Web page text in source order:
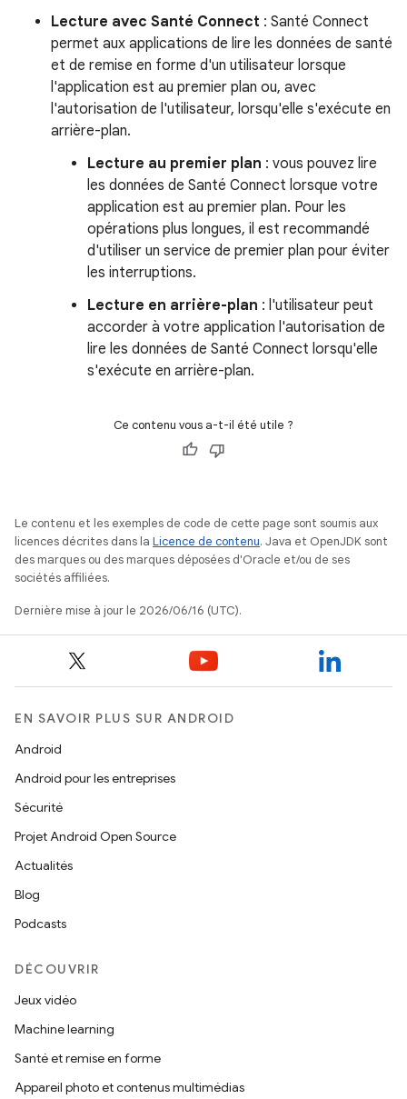
Lecture avec Santé Connect : Santé Connect
permet aux applications de lire les données de santé
et de remise en forme d'un utilisateur lorsque
l'application est au premier plan ou, avec
l'autorisation de l'utilisateur, lorsqu'elle s'exécute en
arrière-plan.
Lecture au premier plan : vous pouvez lire
les données de Santé Connect lorsque votre
application est au premier plan. Pour les
opérations plus longues, il est recommandé
d'utiliser un service de premier plan pour éviter
les interruptions.
Lecture en arrière-plan : l'utilisateur peut
accorder à votre application l'autorisation de
lire les données de Santé Connect lorsqu'elle
s'exécute en arrière-plan.
Ce contenu vous a-t-il été utile ?
Le contenu et les exemples de code de cette page sont soumis aux
licences décrites dans la Licence de contenu. Java et OpenJDK sont
des marques ou des marques déposées d'Oracle et/ou de ses
sociétés affiliées.
Dernière mise à jour le 2026/06/16 (UTC).
EN SAVOIR PLUS SUR ANDROID
Android
Android pour les entreprises
Sécurité
Projet Android Open Source
Actualités
Blog
Podcasts
DÉCOUVRIR
Jeux vidéo
Machine learning
Santé et remise en forme
Appareil photo et contenus multimédias